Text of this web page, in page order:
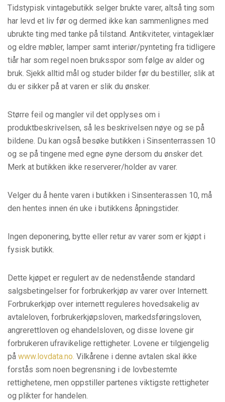
Tidstypisk vintagebutikk selger brukte varer, altså ting som
har levd et liv før og dermed ikke kan sammenlignes med
ubrukte ting med tanke på tilstand. Antikviteter, vintageklær
og eldre møbler, lamper samt interiør/pynteting fra tidligere
tiår har som regel noen bruksspor som følge av alder og
bruk. Sjekk alltid mål og studer bilder før du bestiller, slik at
du er sikker på at varen er slik du ønsker.
Større feil og mangler vil det opplyses om i
produktbeskrivelsen, så les beskrivelsen nøye og se på
bildene. Du kan også besøke butikken i Sinsenterrassen 10
og se på tingene med egne øyne dersom du ønsker det.
Merk at butikken ikke reserverer/holder av varer.
Velger du å hente varen i butikken i Sinsenterassen 10, må
den hentes innen én uke i butikkens åpningstider.
Ingen deponering, bytte eller retur av varer som er kjøpt i
fysisk butikk.
Dette kjøpet er regulert av de nedenstående standard
salgsbetingelser for forbrukerkjøp av varer over Internett.
Forbrukerkjøp over internett reguleres hovedsakelig av
avtaleloven, forbrukerkjøpsloven, markedsføringsloven,
angrerettloven og ehandelsloven, og disse lovene gir
forbrukeren ufravikelige rettigheter. Lovene er tilgjengelig
på www.lovdata.no. Vilkårene i denne avtalen skal ikke
forstås som noen begrensning i de lovbestemte
rettighetene, men oppstiller partenes viktigste rettigheter
og plikter for handelen.